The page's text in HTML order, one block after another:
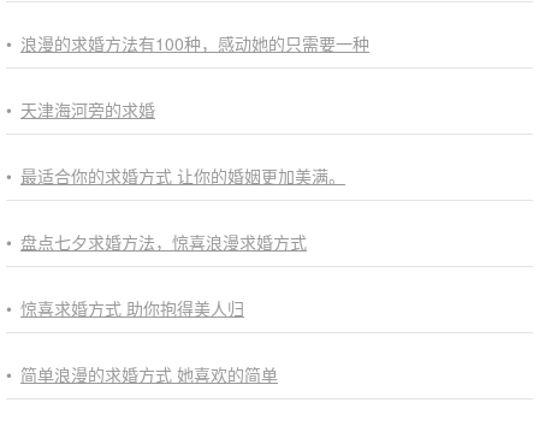
• 浪漫的求婚方法有100种，感动她的只需要一种
• 天津海河旁的求婚
• 最适合你的求婚方式 让你的婚姻更加美满。
• 盘点七夕求婚方法，惊喜浪漫求婚方式
• 惊喜求婚方式 助你抱得美人归
• 简单浪漫的求婚方式 她喜欢的简单